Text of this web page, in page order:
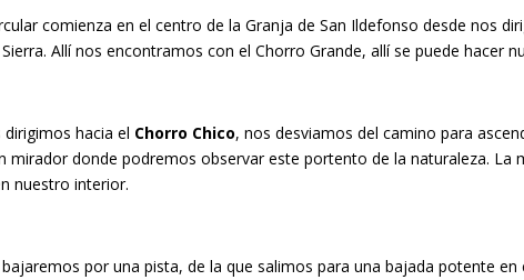
comienza en el centro de la Granja de San Ildefonso desde nos
Allí nos encontramos con el Chorro Grande, allí se puede hacer
hacia el Chorro Chico, nos desviamos del camino para
mirador donde podremos observar este portento de la naturaleza. La
nuestro interior.
por una pista, de la que salimos para una bajada potente